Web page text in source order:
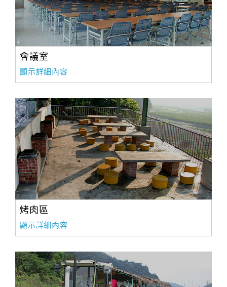
會議室
顯示詳細內容
烤肉區
顯示詳細內容